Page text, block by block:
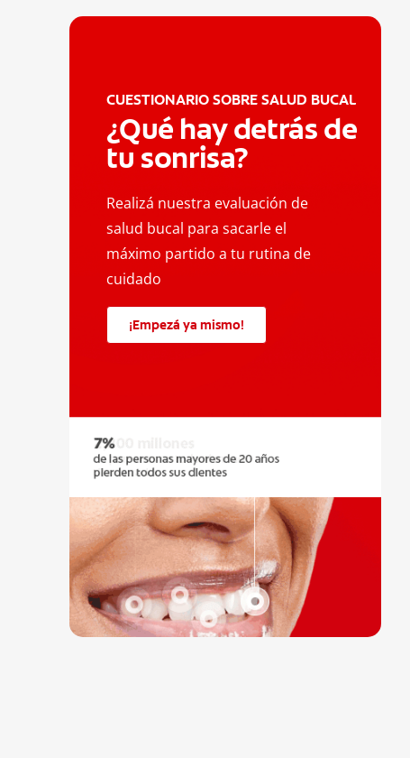
CUESTIONARIO SOBRE SALUD BUCAL
¿Qué hay detrás de
tu sonrisa?
Realizá nuestra evaluación de
salud bucal para sacarle el
máximo partido a tu rutina de
cuidado
¡Empezá ya mismo!